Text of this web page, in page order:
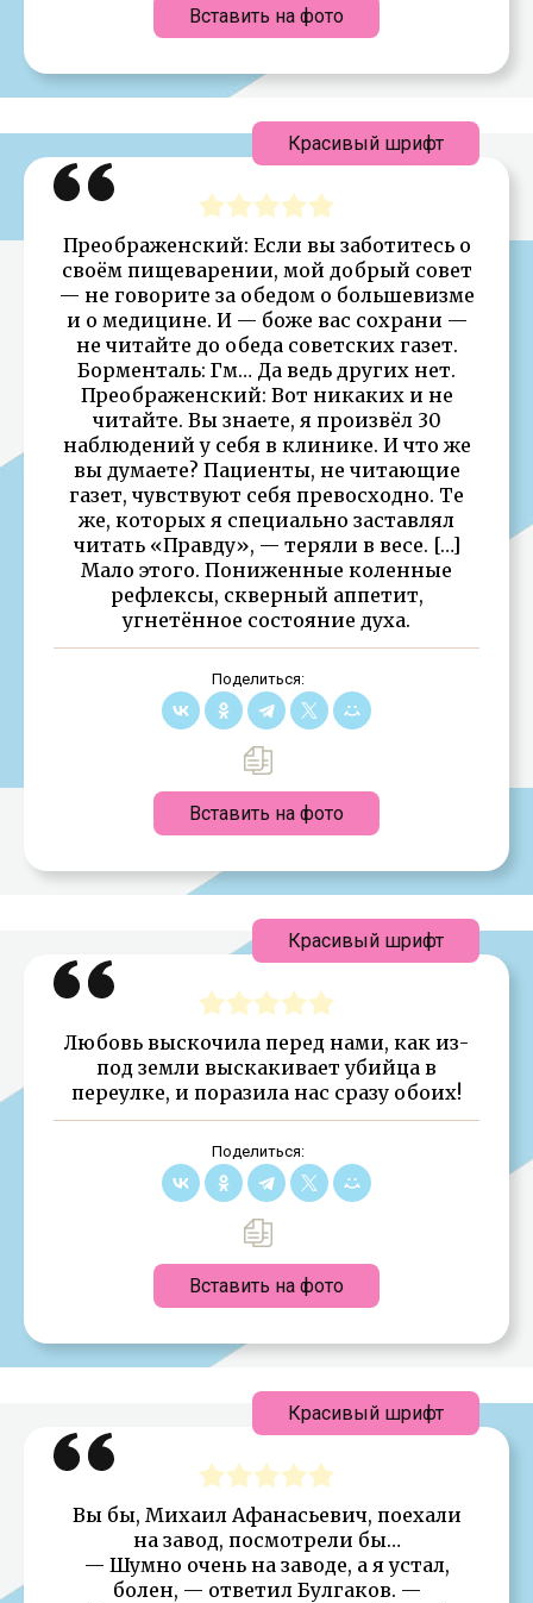
Вставить на фото
Преображенский: Если вы заботитесь о
своём пищеварении, мой добрый совет
— не говорите за обедом о большевизме
и о медицине. И — боже вас сохрани —
не читайте до обеда советских газет.
Борменталь: Гм… Да ведь других нет.
Преображенский: Вот никаких и не
читайте. Вы знаете, я произвёл 30
наблюдений у себя в клинике. И что же
вы думаете? Пациенты, не читающие
газет, чувствуют себя превосходно. Те
же, которых я специально заставлял
читать «Правду», — теряли в весе. […]
Мало этого. Пониженные коленные
рефлексы, скверный аппетит,
угнетённое состояние духа.
Поделиться:
Вставить на фото
Красивый шрифт
Любовь выскочила перед нами, как из-
под земли выскакивает убийца в
переулке, и поразила нас сразу обоих!
Поделиться:
Вставить на фото
Красивый шрифт
Вы бы, Михаил Афанасьевич, поехали
на завод, посмотрели бы…
— Шумно очень на заводе, а я устал,
болен, — ответил Булгаков. —
Красивый шрифт